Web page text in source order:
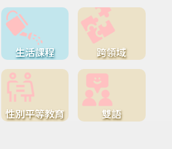
生活課程 跨領域
性別平等教育 雙語